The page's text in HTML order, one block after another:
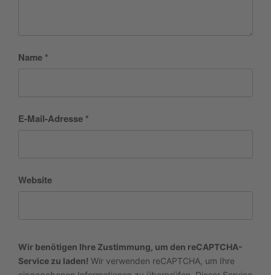
Name *
E-Mail-Adresse *
Website
Wir benötigen Ihre Zustimmung, um den reCAPTCHA-
Service zu laden! Wir verwenden reCAPTCHA, um Ihre